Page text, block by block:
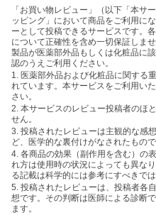
「お買い物レビュー」（以下「本サ
ッピング」において商品をご利用に
ーとして投稿できるサービスです。
について正確性を含め一切保証しま
製品が医薬部外品もしくは化粧品に
認のうえご利用ください。
1. 医薬部外品および化粧品に関する
れています。本サービスをご利用い
さい。
2. 本サービスのレビュー投稿者のほ
せん。
3. 投稿されたレビューは主観的な感
ど、医学的な裏付けがなされたもので
4. 各商品の効果（副作用を含む）の
れ方は使用時の状況によっても異な
る記載は科学的には参考にすべきでは
5. 投稿されたレビューは、投稿者各
想です。その判断は医師による診断
ます。